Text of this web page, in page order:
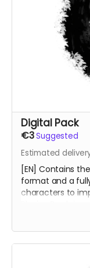
Digital Pack
€3Suggested
Estimated
[EN] Contains
format and a
characters to
[ES] Incluye el
PDF y una mesa
archivos .pcio
importar en